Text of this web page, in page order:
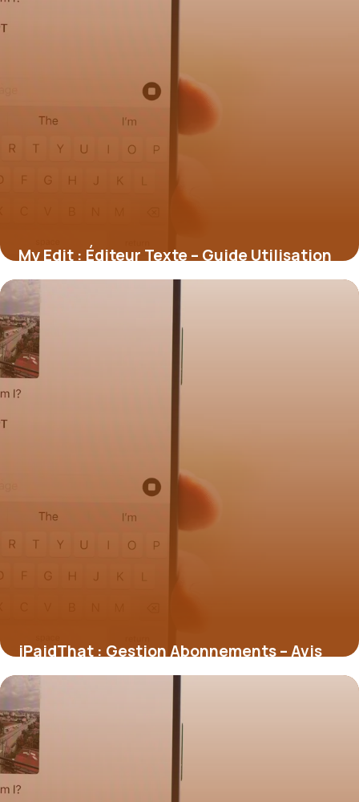
My Edit : Éditeur Texte – Guide Utilisation
5 juillet 2026
iPaidThat : Gestion Abonnements – Avis
2026
4 juillet 2026